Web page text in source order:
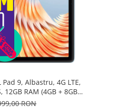
Pad 9, Albastru, 4G LTE,
12GB RAM (4GB + 8GB
128GB, Android 15,
RON